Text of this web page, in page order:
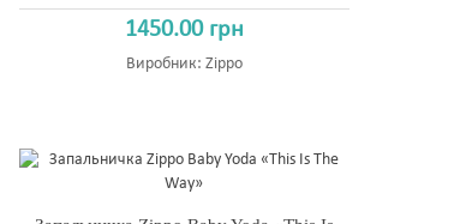
1450.00 грн
Виробник: Zippo